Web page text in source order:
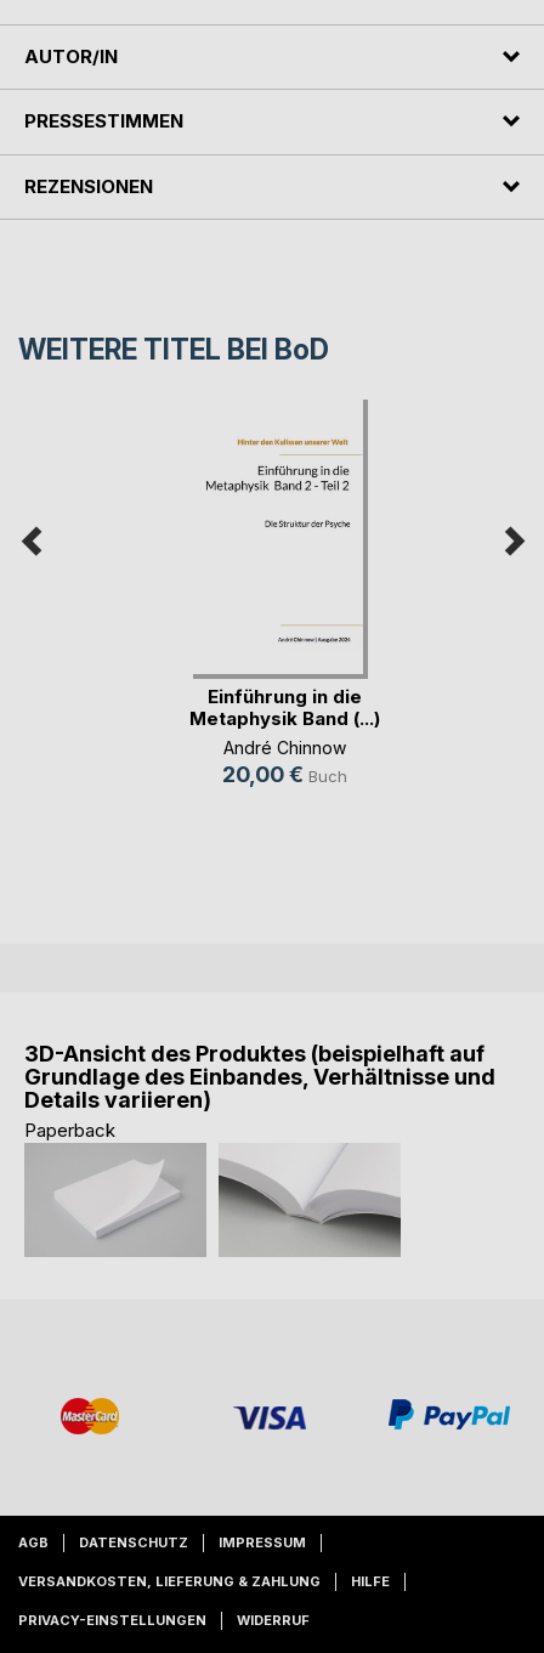
AUTOR/IN
PRESSESTIMMEN
REZENSIONEN
WEITERE TITEL BEI BoD
Einführung in die
Metaphysik Band (...)
André Chinnow
20,00 € Buch
3D-Ansicht des Produktes (beispielhaft auf
Grundlage des Einbandes, Verhältnisse und
Details variieren)
Paperback
AGB DATENSCHUTZ IMPRESSUM
VERSANDKOSTEN, LIEFERUNG & ZAHLUNG HILFE
PRIVACY-EINSTELLUNGEN WIDERRUF